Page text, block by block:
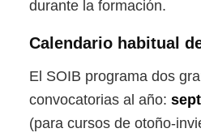
durante la formación.
Calendario habitual
El SOIB programa dos
convocatorias al año:
(para cursos de otoño-